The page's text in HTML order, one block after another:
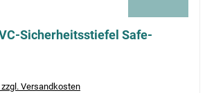
Sicherheitsstiefel Safe-
Versandkosten